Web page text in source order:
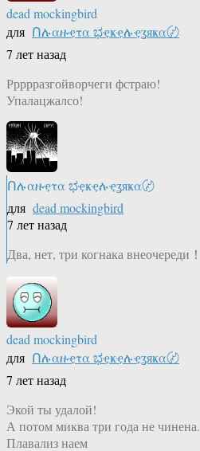
dead mockingbird
для Ոሉαዙҿτα ಭҿҝҿሉҿʓяҝα〄
7 лет назад
Ррррразгойворчеги фстраю!
Упалацжалсо!
Ոሉαዙҿτα ಭҿҝҿሉҿʓяҝα〄
для dead mockingbird
7 лет назад
Два, нет, три когнака внеочереди！
dead mockingbird
для Ոሉαዙҿτα ಭҿҝҿሉҿʓяҝα〄
7 лет назад
Экой ты удалой!
А потом миква три года не чинена.
Плавализ наем